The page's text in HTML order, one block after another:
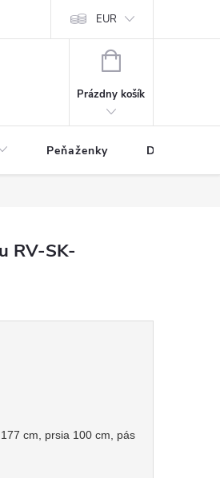
ochrany osobných údajov
EUR
NÁKUPNÝ
Prázdny košík
Peňaženky Drogéria
RV-SK-
cm, prsia 100 cm, pás